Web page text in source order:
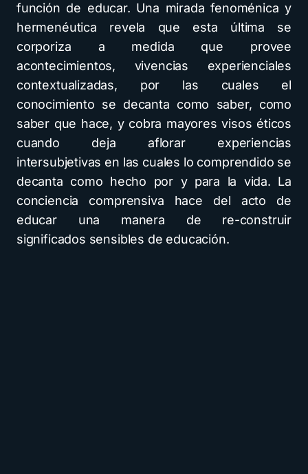
función de educar. Una mirada fenoménica y
hermenéutica revela que esta última se
corporiza a medida que provee
acontecimientos, vivencias experienciales
contextualizadas, por las cuales el
conocimiento se decanta como saber, como
saber que hace, y cobra mayores visos éticos
cuando deja aflorar experiencias
intersubjetivas en las cuales lo comprendido se
decanta como hecho por y para la vida. La
conciencia comprensiva hace del acto de
educar una manera de re-construir
significados sensibles de educación.